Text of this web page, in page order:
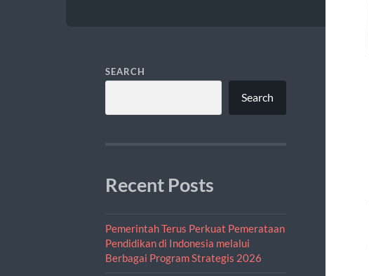
SEARCH
Search
Recent Posts
Pemerintah Terus Perkuat Pemerataan
Pendidikan di Indonesia melalui
Berbagai Program Strategis 2026